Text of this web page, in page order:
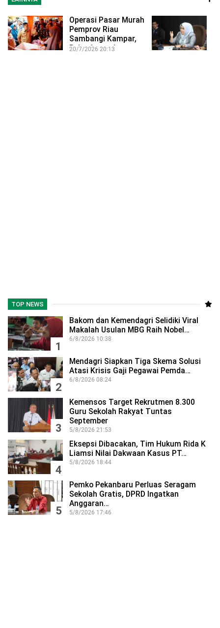
Operasi Pasar Murah
Pemprov Riau
Sambangi Kampar,
Pekanbaru, dan…
20/7/2026 20:13
TOP NEWS
1
Bakom dan Kemendagri Selidiki Viral
Makalah Usulan MBG Raih Nobel…
6/8/2026 10:38
2
Mendagri Siapkan Tiga Skema Solusi
Atasi Krisis Gaji Pegawai Pemda…
6/8/2026 08:24
3
Kemensos Target Rekrutmen 8.300
Guru Sekolah Rakyat Tuntas
September
5/8/2026 21:53
4
Eksepsi Dibacakan, Tim Hukum Rida K
Liamsi Nilai Dakwaan Kasus PT…
5/8/2026 18:44
5
Pemko Pekanbaru Perluas Seragam
Sekolah Gratis, DPRD Ingatkan
Anggaran…
5/8/2026 17:46